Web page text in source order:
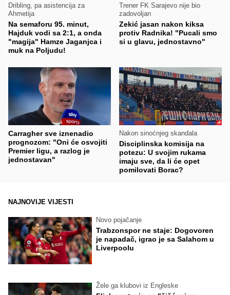
Dribling, pa asistencija za
Ahmetija
Na semaforu 95. minut,
Hajduk vodi sa 2:1, a onda
"magija" Hamze Jaganjca i
muk na Poljudu!
Trener FK Sarajevo nije bio
zadovoljan
Zekić jasan nakon kiksa
protiv Radnika! "Pucali smo
si u glavu, jednostavno"
Carragher sve iznenadio
prognozom: "Oni će osvojiti
Premier ligu, a razlog je
jednostavan"
Nakon sinoćnjeg skandala
Disciplinska komisija na
potezu: U svojim rukama
imaju sve, da li će opet
pomilovati Borac?
NAJNOVIJE VIJESTI
Novo pojačanje
Trabzonspor ne staje: Dogovoren
je napadač, igrao je sa Salahom u
Liverpoolu
Žele ga klubovi iz Engleske